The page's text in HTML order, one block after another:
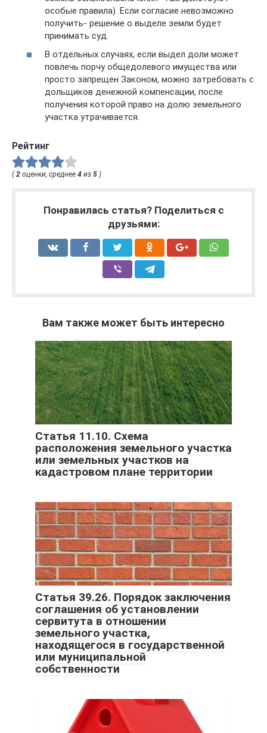
особые правила). Если согласие невозможно
получить- решение о выделе земли будет
принимать суд.
В отдельных случаях, если выдел доли может
повлечь порчу общедолевого имущества или
просто запрещен Законом, можно затребовать с
дольщиков денежной компенсации, после
получения которой право на долю земельного
участка утрачивается.
Рейтинг
( 2 оценки, среднее 4 из 5 )
Понравилась статья? Поделиться с
друзьями:
Вам также может быть интересно
Статья 11.10. Схема
расположения земельного участка
или земельных участков на
кадастровом плане территории
Статья 39.26. Порядок заключения
соглашения об установлении
сервитута в отношении
земельного участка,
находящегося в государственной
или муниципальной
собственности